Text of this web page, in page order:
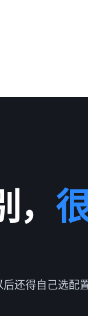
还得自己选配